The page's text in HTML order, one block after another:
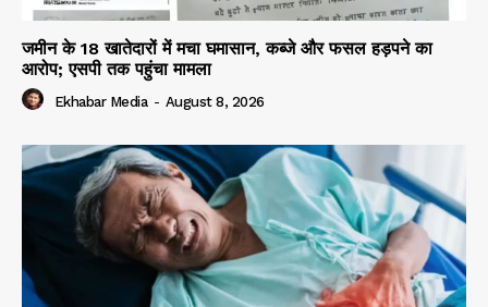
जमीन के 18 खातेदारों में मचा घमासान, कब्जे और फसल हड़पने का
आरोप; एसपी तक पहुंचा मामला
Ekhabar Media - August 8, 2026